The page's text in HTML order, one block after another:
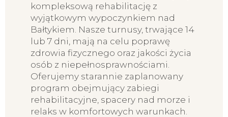
kompleksową rehabilitację z
wyjątkowym wypoczynkiem nad
Bałtykiem. Nasze turnusy, trwające 14
lub 7 dni, mają na celu poprawę
zdrowia fizycznego oraz jakości życia
osób z niepełnosprawnościami.
Oferujemy starannie zaplanowany
program obejmujący zabiegi
rehabilitacyjne, spacery nad morze i
relaks w komfortowych warunkach.